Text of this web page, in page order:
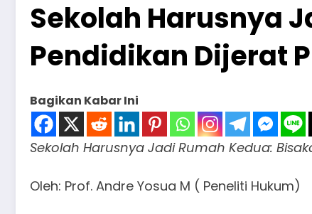
Sekolah Harusnya
Pendidikan Dijerat
Bagikan Kabar Ini
Sekolah Harusnya Jadi Rumah Kedua:
Oleh: Prof. Andre Yosua M ( Peneliti Hukum)